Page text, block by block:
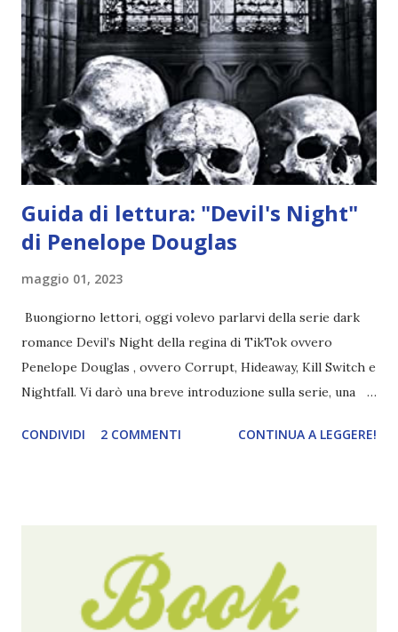
per avvertili che Mikael non è più "l'angelo puro" che
credono e che potrebbe aver ucciso altri mezzi angeli, tipo
Rafael. A quelle parole, Haniel seguito da altri ibridi, si reca
nell'appartamento, senza risultati. Infine cercano nella
chiesetta. Lì trovano Rafael alle prese con gli angeli puri,
ma questa volta ...
Guida di lettura: "Devil's Night"
di Penelope Douglas
maggio 01, 2023
Buongiorno lettori, oggi volevo parlarvi della serie dark
romance Devil’s Night della regina di TikTok ovvero
Penelope Douglas , ovvero Corrupt, Hideaway, Kill Switch e
Nightfall. Vi darò una breve introduzione sulla serie, una
e anche un breve commento sui libri singoli. I libri sono in
Pagine: 448 Editore: Newton Compton Editori
Pubblicazione: 10 Gennaio 2023 Traduttore: Laura Lancini
Trama: “Si chiama Michael Crist. È il fratello maggiore del
CONDIVIDI 2 COMMENTI CONTINUA A LEGGERE!